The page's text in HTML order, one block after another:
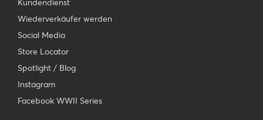
Kundendienst
Wiederverkäufer werden
Social Media
Store Locator
Spotlight / Blog
Instagram
Facebook WWII Series